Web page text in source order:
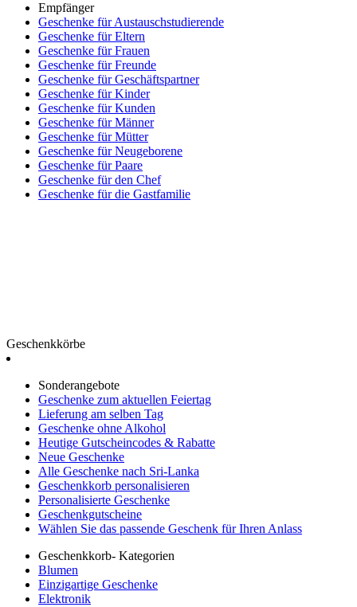
Empfänger
Geschenke für Austauschstudierende
Geschenke für Eltern
Geschenke für Frauen
Geschenke für Freunde
Geschenke für Geschäftspartner
Geschenke für Kinder
Geschenke für Kunden
Geschenke für Männer
Geschenke für Mütter
Geschenke für Neugeborene
Geschenke für Paare
Geschenke für den Chef
Geschenke für die Gastfamilie
Geschenkkörbe
Sonderangebote
Geschenke zum aktuellen Feiertag
Lieferung am selben Tag
Geschenke ohne Alkohol
Heutige Gutscheincodes & Rabatte
Neue Geschenke
Alle Geschenke nach Sri-Lanka
Geschenkkorb personalisieren
Personalisierte Geschenke
Geschenkgutscheine
Wählen Sie das passende Geschenk für Ihren Anlass
Geschenkkorb- Kategorien
Blumen
Einzigartige Geschenke
Elektronik